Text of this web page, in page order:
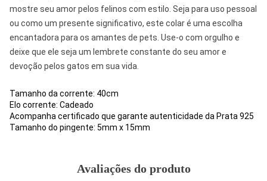
mostre seu amor pelos felinos com estilo. Seja para uso pessoal
ou como um presente significativo, este colar é uma escolha
encantadora para os amantes de pets. Use-o com orgulho e
deixe que ele seja um lembrete constante do seu amor e
devoção pelos gatos em sua vida.
Tamanho da corrente: 40cm
Elo corrente: Cadeado
Acompanha certificado que garante autenticidade da Prata 925
Tamanho do pingente: 5mm x 15mm
Avaliações do produto